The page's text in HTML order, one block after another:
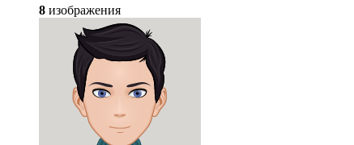
8 изображения